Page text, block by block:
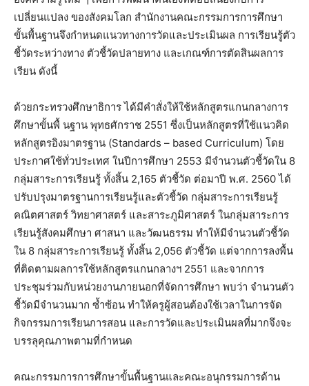
เปลี่ยนแปลง ของสังคมโลก สำนักงานคณะกรรมการการศึกษา
ขั้นพื้นฐานจึงกำหนดแนวทางการวัดและประเมินผล การเรียนรู้ตัว
ชี้วัดระหว่างทาง ตัวชี้วัดปลายทาง และเกณฑ์การตัดสินผลการ
เรียน ดังนี้
ด้วยกระทรวงศึกษาธิการ ได้มีคำสั่งให้ใช้หลักสูตรแกนกลางการ
ศึกษาขั้นพื้ นฐาน พุทธศักราช 2551 ซึ่งเป็นหลักสูตรที่ใช้แนวคิด
หลักสูตรอิงมาตรฐาน (Standards – based Curriculum) โดย
ประกาศใช้ทั่วประเทศ ในปีการศึกษา 2553 มีจำนวนตัวชี้วัดใน 8
กลุ่มสาระการเรียนรู้ ทั้งสิ้น 2,165 ตัวชี้วัด ต่อมาปี พ.ศ. 2560 ได้
ปรับปรุงมาตรฐานการเรียนรู้และตัวชี้วัด กลุ่มสาระการเรียนรู้
คณิตศาสตร์ วิทยาศาสตร์ และสาระภูมิศาสตร์ ในกลุ่มสาระการ
เรียนรู้สังคมศึกษา ศาสนา และวัฒนธรรม ทำให้มีจำนวนตัวชี้วัด
ใน 8 กลุ่มสาระการเรียนรู้ ทั้งสิ้น 2,056 ตัวชี้วัด แต่จากการลงพื้น
ที่ติดตามผลการใช้หลักสูตรแกนกลางฯ 2551 และจากการ
ประชุมร่วมกับหน่วยงานภายนอกที่จัดการศึกษา พบว่า จำนวนตัว
ชี้วัดมีจำนวนมาก ซ้ำซ้อน ทำให้ครูผู้สอนต้องใช้เวลาในการจัด
กิจกรรมการเรียนการสอน และการวัดและประเมินผลที่มากจึงจะ
บรรลุคุณภาพตามที่กำหนด
คณะกรรมการการศึกษาขั้นพื้นฐานและคณะอนุกรรมการด้าน